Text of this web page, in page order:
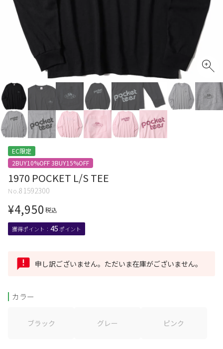
EC限定
2BUY10%OFF 3BUY15%OFF
1970 POCKET L/S TEE
81592300
¥4,950 税込
45
申し訳ございません。ただいま在庫がございません。
カラー
ブラック グレー ピンク